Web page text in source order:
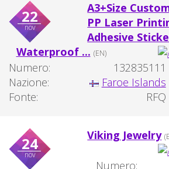
22
nov
A3+Size
PP Laser
Adhesive
Waterproof ... (EN)
Numero:
132835111
Nazione:
Faroe Islands
Fonte:
RFQ
24
nov
Viking Jewelry
Numero: